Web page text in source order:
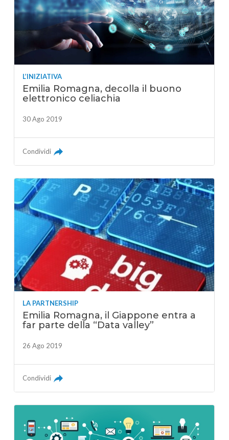
L’INIZIATIVA
Emilia Romagna, decolla il buono
elettronico celiachia
30 Ago 2019
Condividi
LA PARTNERSHIP
Emilia Romagna, il Giappone entra a
far parte della “Data valley”
26 Ago 2019
Condividi